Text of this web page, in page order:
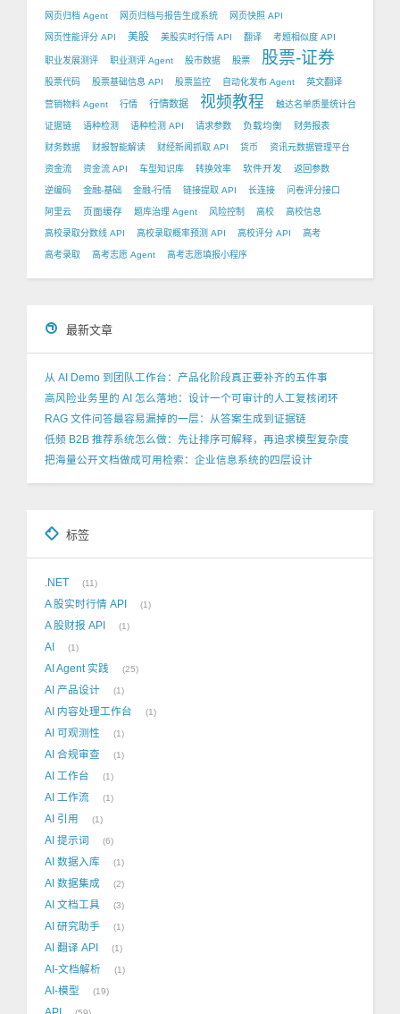
网页归档 Agent 网页归档与报告生成系统 网页快照 API
网页性能评分 API 美股 美股实时行情 API 翻译 考题相似度 API
职业发展测评 职业测评 Agent 股市数据 股票 股票-证券
股票代码 股票基础信息 API 股票监控 自动化发布 Agent 英文翻译
营销物料 Agent 行情 行情数据 视频教程 触达名单质量统计台
证据链 语种检测 语种检测 API 请求参数 负载均衡 财务报表
财务数据 财报智能解读 财经新闻抓取 API 货币 资讯元数据管理平台
资金流 资金流 API 车型知识库 转换效率 软件开发 返回参数
逆编码 金融-基础 金融-行情 链接提取 API 长连接 问卷评分接口
阿里云 页面缓存 题库治理 Agent 风险控制 高校 高校信息
高校录取分数线 API 高校录取概率预测 API 高校评分 API 高考
高考录取 高考志愿 Agent 高考志愿填报小程序
最新文章
从 AI Demo 到团队工作台：产品化阶段真正要补齐的五件事
高风险业务里的 AI 怎么落地：设计一个可审计的人工复核闭环
RAG 文件问答最容易漏掉的一层：从答案生成到证据链
低频 B2B 推荐系统怎么做：先让排序可解释，再追求模型复杂度
把海量公开文档做成可用检索：企业信息系统的四层设计
标签
.NET 11
A 股实时行情 API 1
A 股财报 API 1
AI 1
AI Agent 实践 25
AI 产品设计 1
AI 内容处理工作台 1
AI 可观测性 1
AI 合规审查 1
AI 工作台 1
AI 工作流 1
AI 引用 1
AI 提示词 6
AI 数据入库 1
AI 数据集成 2
AI 文档工具 3
AI 研究助手 1
AI 翻译 API 1
AI-文档解析 1
AI-模型 19